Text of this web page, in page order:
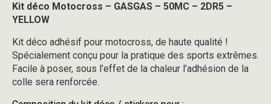
50MC
-
-
YELLOW
Kit déco Motocross – GASGAS – 50MC – 2DR5 –
YELLOW
Kit déco adhésif pour motocross, de haute qualité !
Spécialement conçu pour la pratique des sports extrêmes.
Facile à poser, sous l’effet de la chaleur l’adhésion de la
colle sera renforcée.